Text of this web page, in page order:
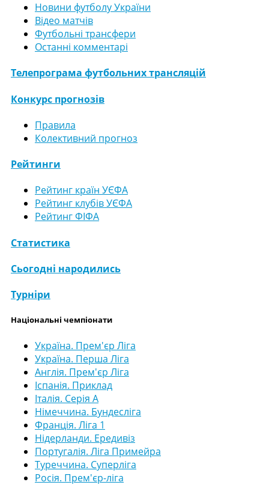
Новини футболу України
Відео матчів
Футбольні трансфери
Останні комментарі
Телепрограма футбольних трансляцій
Конкурс прогнозів
Правила
Колективний прогноз
Рейтинги
Рейтинг країн УЄФА
Рейтинг клубів УЄФА
Рейтинг ФІФА
Статистика
Сьогодні народились
Турніри
Національні чемпіонати
Україна. Прем'єр Ліга
Україна. Перша Ліга
Англія. Прем'єр Ліга
Іспанія. Приклад
Італія. Серія А
Німеччина. Бундесліга
Франція. Ліга 1
Нідерланди. Ередивіз
Португалія. Ліга Примейра
Туреччина. Суперліга
Росія. Прем'єр-ліга